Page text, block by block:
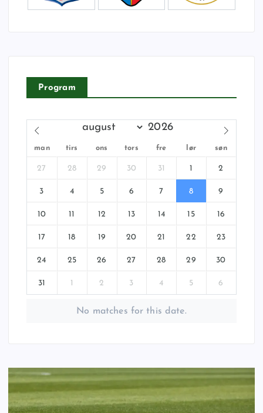
Program
man tirs ons tors fre lør søn
27 28 29 30 31 1 2
3 4 5 6 7 8 9
10 11 12 13 14 15 16
17 18 19 20 21 22 23
24 25 26 27 28 29 30
31 1 2 3 4 5 6
No matches for this date.